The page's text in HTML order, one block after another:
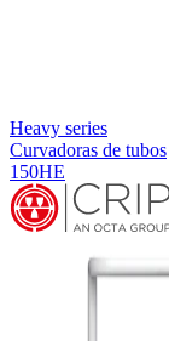
Heavy series
Curvadoras de tubos
150HE